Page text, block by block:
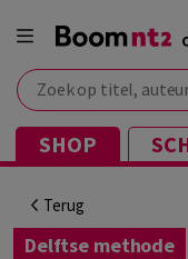
Zoek op titel, auteur,
SHOP
Terug
Delftse methode